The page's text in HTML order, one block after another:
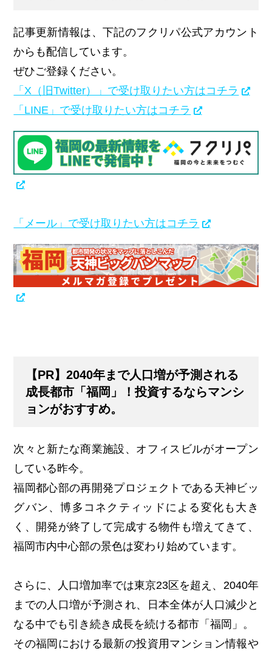
記事更新情報は、下記のフクリパ公式アカウント
からも配信しています。
ぜひご登録ください。
「X（旧Twitter）」で受け取りたい方はコチラ
「LINE」で受け取りたい方はコチラ
「メール」で受け取りたい方はコチラ
【PR】2040年まで人口増が予測される
成長都市「福岡」！投資するならマンシ
ョンがおすすめ。
次々と新たな商業施設、オフィスビルがオープン
している昨今。
福岡都心部の再開発プロジェクトである天神ビッ
グバン、博多コネクティッドによる変化も大き
く、開発が終了して完成する物件も増えてきて、
福岡市内中心部の景色は変わり始めています。
さらに、人口増加率では東京23区を超え、2040年
までの人口増が予測され、日本全体が人口減少と
なる中でも引き続き成長を続ける都市「福岡」。
その福岡における最新の投資用マンション情報や